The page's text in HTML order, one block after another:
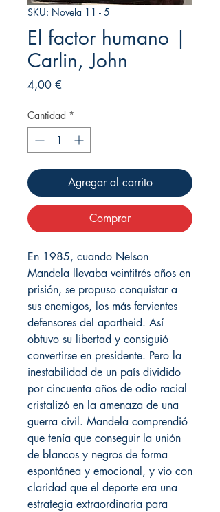
SKU: Novela 11 - 5
El factor humano |
Carlin, John
4,00 €
Cantidad *
Agregar al carrito
Comprar
En 1985, cuando Nelson
Mandela llevaba veintitrés años en
prisión, se propuso conquistar a
sus enemigos, los más fervientes
defensores del apartheid. Así
obtuvo su libertad y consiguió
convertirse en presidente. Pero la
inestabilidad de un país dividido
por cincuenta años de odio racial
cristalizó en la amenaza de una
guerra civil. Mandela comprendió
que tenía que conseguir la unión
de blancos y negros de forma
espontánea y emocional, y vio con
claridad que el deporte era una
estrategia extraordinaria para